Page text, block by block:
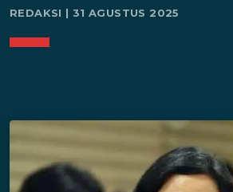
REDAKSI | 31 AGUSTUS 2025